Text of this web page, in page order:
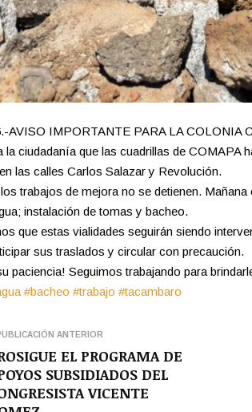
AVISO IMPORTANTE PARA LA COLONIA
la ciudadanía que las cuadrillas de COMAPA
las calles Carlos Salazar y Revolución.
trabajos de mejora no se detienen.
instalación de tomas y bacheo.
que estas vialidades seguirán siendo
sus traslados y circular con precaución.
paciencia! Seguimos trabajando para
#bacheo #trabajo #tacambaro
ANTERIOR
EL PROGRAMA DE
SUBSIDIADOS DEL
VICENTE